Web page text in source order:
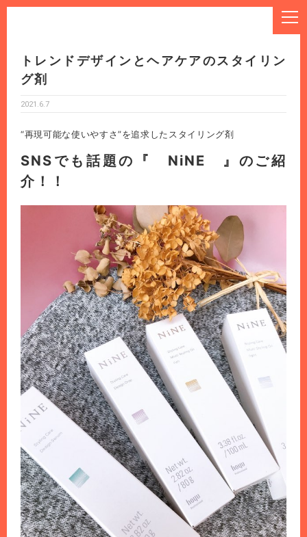
トレンドデザインとヘアケアのスタイリン
グ剤
2021.6.7
“再現可能な使いやすさ”を追求したスタイリング剤
SNSでも話題の『 NiNE 』のご紹
介！！